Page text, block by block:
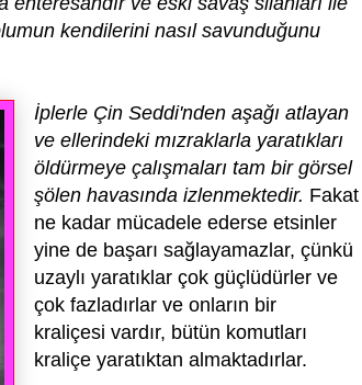
kendilerini nasıl savunduğunu
İplerle Çin Seddi'nden aşağı atlayan
ve ellerindeki mızraklarla yaratıkları
öldürmeye çalışmaları tam bir görsel
şölen havasında izlenmektedir. Fakat
ne kadar mücadele ederse etsinler
yine de başarı sağlayamazlar, çünkü
uzaylı yaratıklar çok güçlüdürler ve
çok fazladırlar ve onların bir
kraliçesi vardır, bütün komutları
kraliçe yaratıktan almaktadırlar.